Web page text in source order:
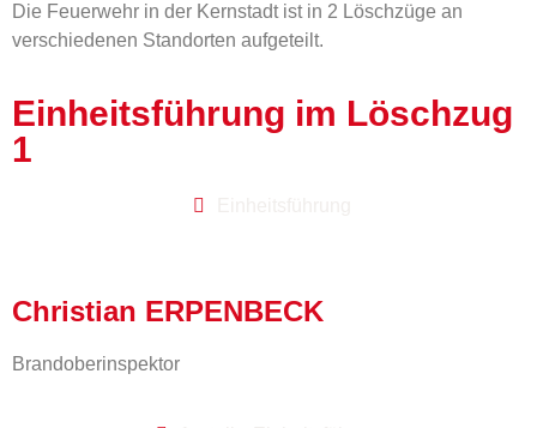
Die Feuerwehr in der Kernstadt ist in 2 Löschzüge an
verschiedenen Standorten aufgeteilt.
Einheitsführung im Löschzug
1
Christian ERPENBECK
Brandoberinspektor